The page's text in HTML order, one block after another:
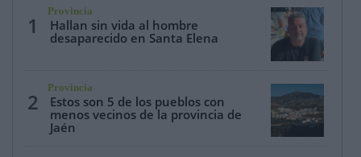
1
Provincia
Hallan sin vida al hombre
desaparecido en Santa Elena
2
Provincia
Estos son 5 de los pueblos con
menos vecinos de la provincia de
Jaén